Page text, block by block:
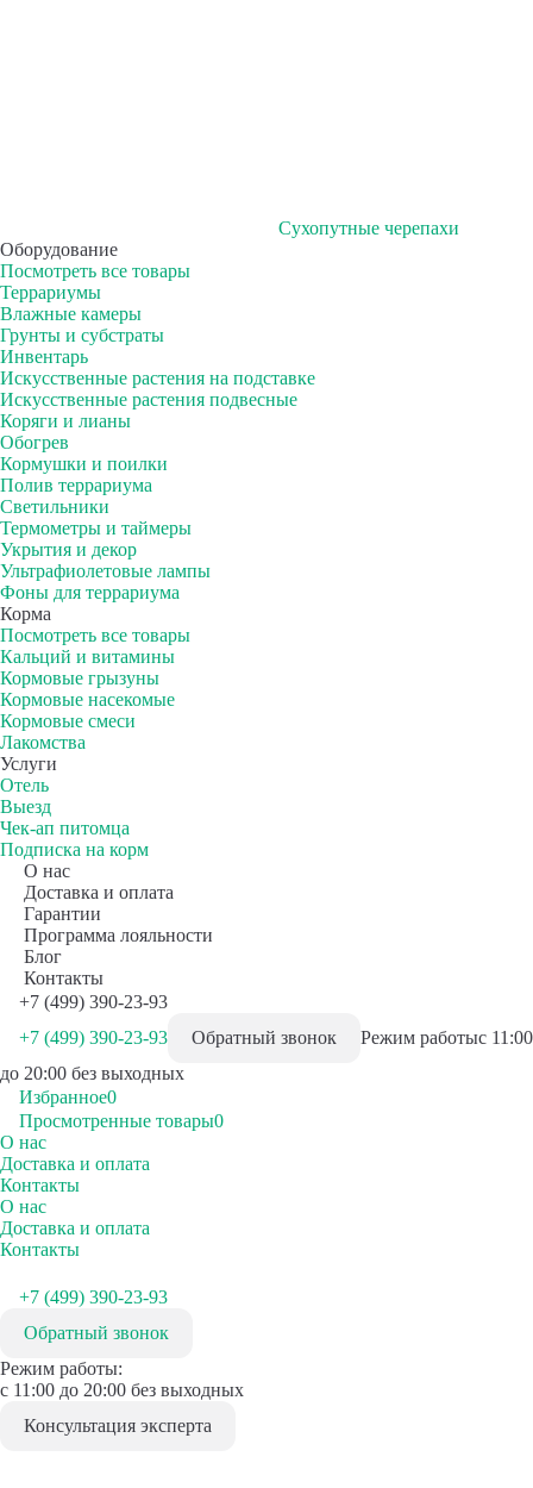
Сухопутные черепахи
Оборудование
Посмотреть все товары
Террариумы
Влажные камеры
Грунты и субстраты
Инвентарь
Искусственные растения на подставке
Искусственные растения подвесные
Коряги и лианы
Обогрев
Кормушки и поилки
Полив террариума
Светильники
Термометры и таймеры
Укрытия и декор
Ультрафиолетовые лампы
Фоны для террариума
Корма
Посмотреть все товары
Кальций и витамины
Кормовые грызуны
Кормовые насекомые
Кормовые смеси
Лакомства
Услуги
Отель
Выезд
Чек-ап питомца
Подписка на корм
О нас
Доставка и оплата
Гарантии
Программа лояльности
Блог
Контакты
+7 (499) 390-23-93
+7 (499) 390-23-93
Обратный звонок Режим работыс 11:00
до 20:00 без выходных
Избранное0
Просмотренные товары0
О нас
Доставка и оплата
Контакты
О нас
Доставка и оплата
Контакты
+7 (499) 390-23-93
Обратный звонок
Режим работы:
с 11:00 до 20:00 без выходных
Консультация эксперта